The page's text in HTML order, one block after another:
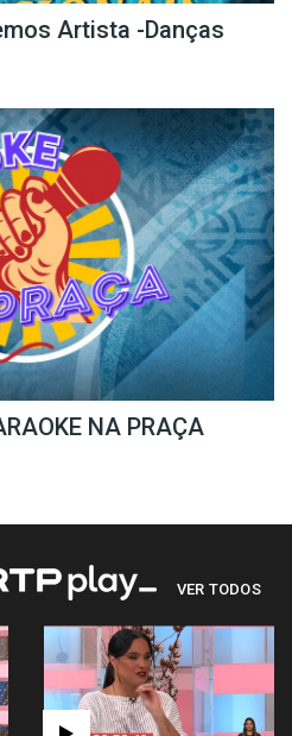
Artista -Danças
NA PRAÇA
VER TODOS